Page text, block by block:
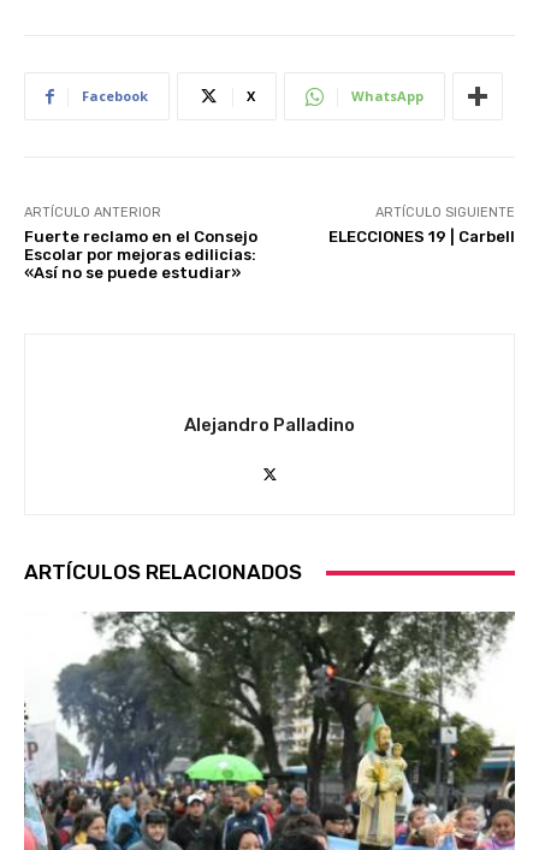
Facebook X WhatsApp
ARTÍCULO ANTERIOR
Fuerte reclamo en el Consejo
Escolar por mejoras edilicias:
«Así no se puede estudiar»
ARTÍCULO SIGUIENTE
ELECCIONES 19 | Carbell
Alejandro Palladino
ARTÍCULOS RELACIONADOS